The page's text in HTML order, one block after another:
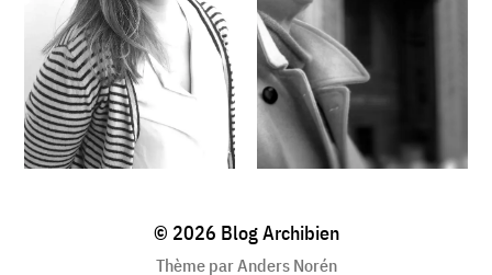
© 2026 Blog Archibien
Thème parAnders Norén